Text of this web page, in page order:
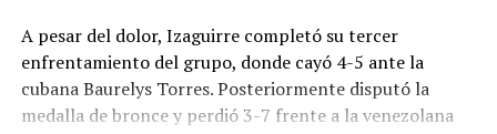
A pesar del dolor, Izaguirre completó su tercer
enfrentamiento del grupo, donde cayó 4-5 ante la
cubana Baurelys Torres. Posteriormente disputó la
medalla de bronce y perdió 3-7 frente a la venezolana